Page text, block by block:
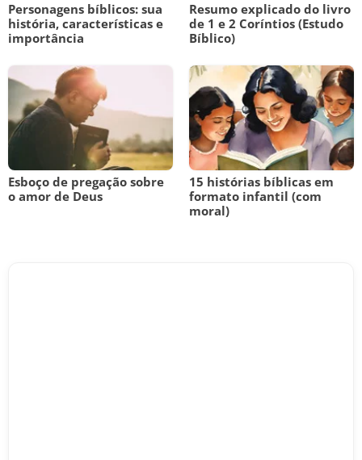
Personagens bíblicos: sua
história, características e
importância
Resumo explicado do livro
de 1 e 2 Coríntios (Estudo
Bíblico)
Esboço de pregação sobre
o amor de Deus
15 histórias bíblicas em
formato infantil (com
moral)